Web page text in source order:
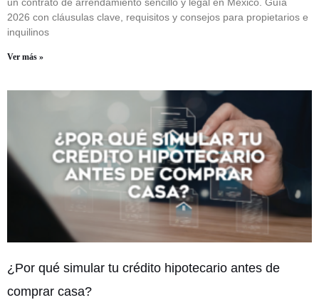
un contrato de arrendamiento sencillo y legal en México. Guía
2026 con cláusulas clave, requisitos y consejos para propietarios e
inquilinos
Ver más »
¿Por qué simular tu crédito hipotecario antes de
comprar casa?